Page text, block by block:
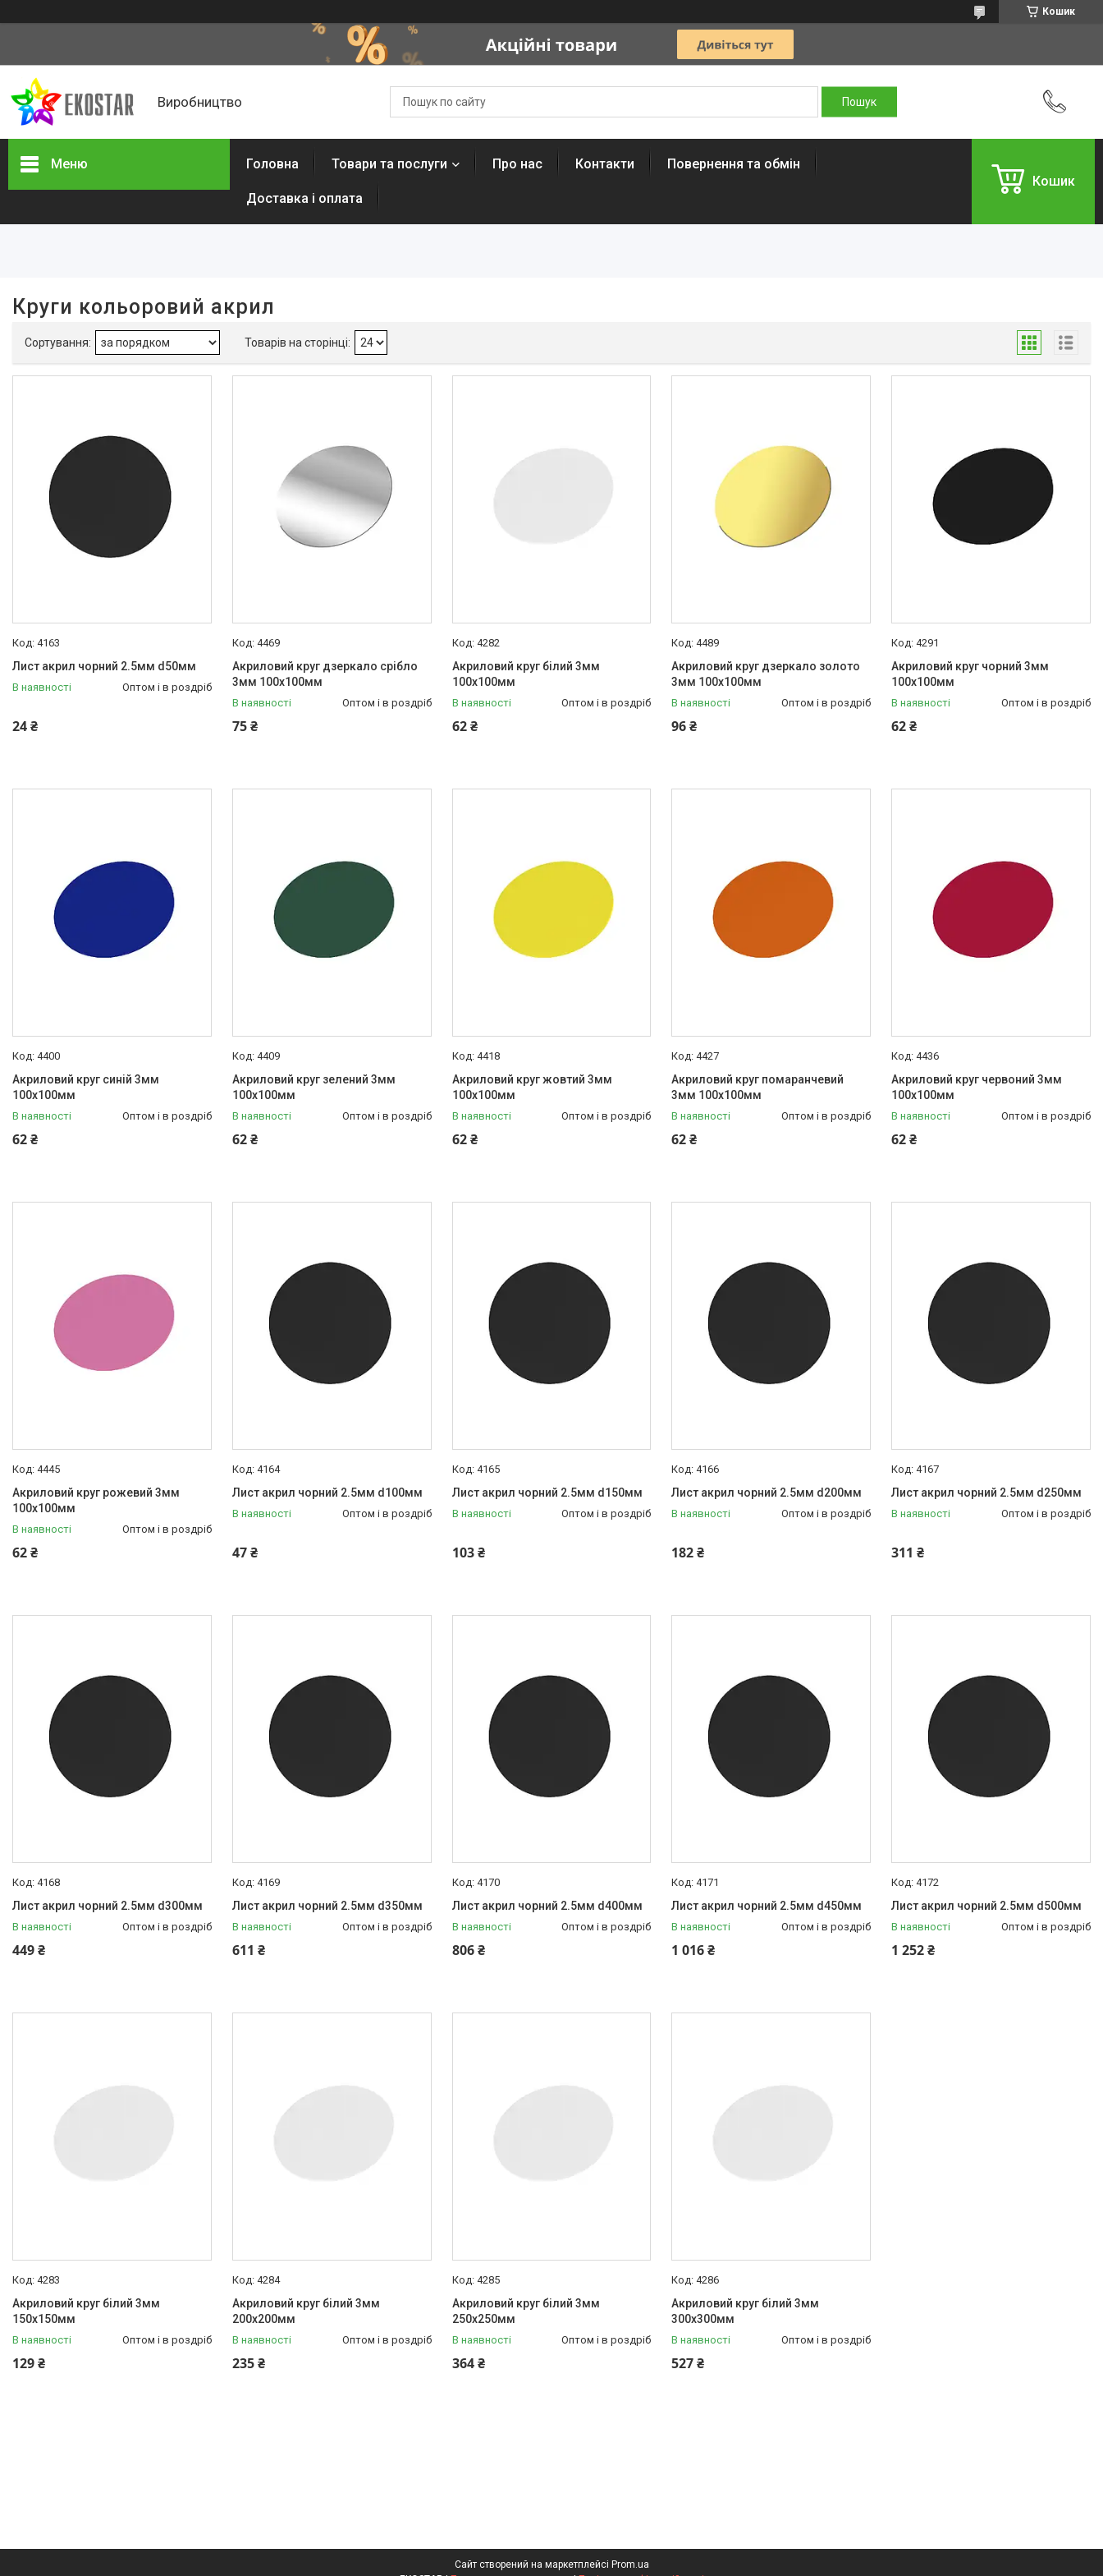
Кошик
Виробництво
Меню
Так
107
Виробник
Головна Товари та послуги Про нас Контакти Повернення та обмін
Доставка і оплата
Кошик
Круги кольоровий акрил
4163
Лист акрил чорний 2.5мм d50мм
В наявності Оптом і в роздріб
24 ₴
4469
Акриловий круг дзеркало срібло
3мм 100х100мм
В наявності Оптом і в роздріб
75 ₴
4282
Акриловий круг білий 3мм
100х100мм
В наявності Оптом і в роздріб
62 ₴
4489
Акриловий круг дзеркало золото
3мм 100х100мм
В наявності Оптом і в роздріб
96 ₴
4291
Акриловий круг чорний 3мм
100х100мм
В наявності Оптом і в роздріб
62 ₴
4400
Акриловий круг синій 3мм
100х100мм
В наявності Оптом і в роздріб
62 ₴
4409
Акриловий круг зелений 3мм
100х100мм
В наявності Оптом і в роздріб
62 ₴
4418
Акриловий круг жовтий 3мм
100х100мм
В наявності Оптом і в роздріб
62 ₴
4427
Акриловий круг помаранчевий
3мм 100х100мм
В наявності Оптом і в роздріб
62 ₴
4436
Акриловий круг червоний 3мм
100х100мм
В наявності Оптом і в роздріб
62 ₴
4445
Акриловий круг рожевий 3мм
100х100мм
В наявності Оптом і в роздріб
62 ₴
4164
Лист акрил чорний 2.5мм d100мм
В наявності Оптом і в роздріб
47 ₴
4165
Лист акрил чорний 2.5мм d150мм
В наявності Оптом і в роздріб
103 ₴
4166
Лист акрил чорний 2.5мм d200мм
В наявності Оптом і в роздріб
182 ₴
4167
Лист акрил чорний 2.5мм d250мм
В наявності Оптом і в роздріб
311 ₴
4168
Лист акрил чорний 2.5мм d300мм
В наявності Оптом і в роздріб
449 ₴
4169
Лист акрил чорний 2.5мм d350мм
В наявності Оптом і в роздріб
611 ₴
4170
Лист акрил чорний 2.5мм d400мм
В наявності Оптом і в роздріб
806 ₴
4171
Лист акрил чорний 2.5мм d450мм
В наявності Оптом і в роздріб
1 016 ₴
4172
Лист акрил чорний 2.5мм d500мм
В наявності Оптом і в роздріб
1 252 ₴
4283
Акриловий круг білий 3мм
150х150мм
В наявності Оптом і в роздріб
129 ₴
4284
Акриловий круг білий 3мм
200х200мм
В наявності Оптом і в роздріб
235 ₴
4285
Акриловий круг білий 3мм
250х250мм
В наявності Оптом і в роздріб
364 ₴
4286
Акриловий круг білий 3мм
300х300мм
В наявності Оптом і в роздріб
527 ₴
Сайт створений на маркетплейсі Prom.ua